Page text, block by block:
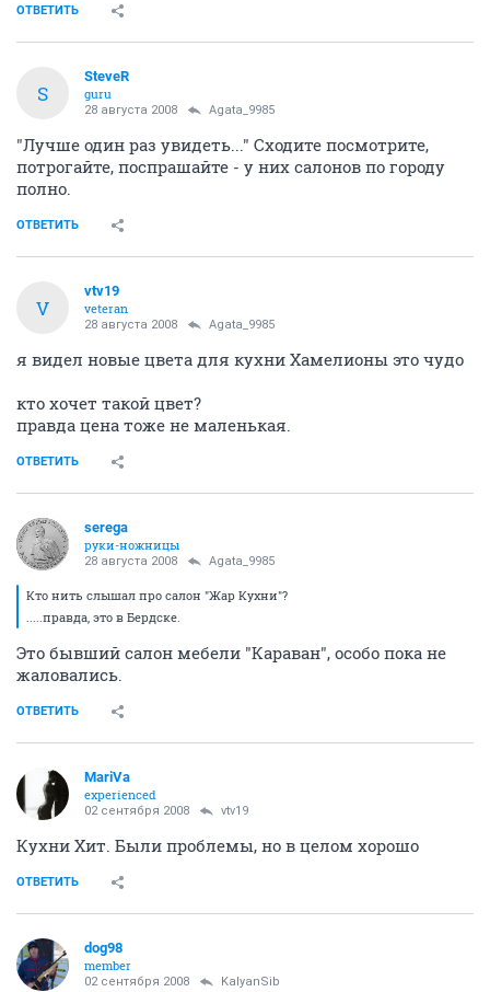
ОТВЕТИТЬ
S
SteveR
guru
28 августа 2008 Agata_9985
"Лучше один раз увидеть..." Сходите посмотрите,
потрогайте, поспрашайте - у них салонов по городу
полно.
ОТВЕТИТЬ
V
vtv19
veteran
28 августа 2008 Agata_9985
я видел новые цвета для кухни Хамелионы это чудо
кто хочет такой цвет?
правда цена тоже не маленькая.
ОТВЕТИТЬ
serega
руки-ножницы
28 августа 2008 Agata_9985
Кто нить слышал про салон "Жар Кухни"?
.....правда, это в Бердске.
Это бывший салон мебели "Караван", особо пока не
жаловались.
ОТВЕТИТЬ
MariVa
experienced
02 сентября 2008 vtv19
Кухни Хит. Были проблемы, но в целом хорошо
ОТВЕТИТЬ
dog98
member
02 сентября 2008 KalyanSib